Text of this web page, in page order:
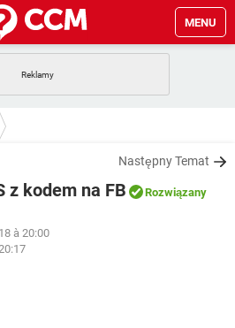
MENU
FACEBOOK
TIKTOK
Następny Temat
z kodem na FB Rozwiązany
à 20:00